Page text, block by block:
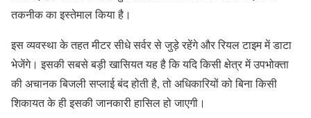
तकनीक का इस्तेमाल किया है।
इस व्यवस्था के तहत मीटर सीधे सर्वर से जुड़े रहेंगे और रियल टाइम में डाटा
भेजेंगे। इसकी सबसे बड़ी खासियत यह है कि यदि किसी क्षेत्र में उपभोक्ता
की अचानक बिजली सप्लाई बंद होती है, तो अधिकारियों को बिना किसी
शिकायत के ही इसकी जानकारी हासिल हो जाएगी।